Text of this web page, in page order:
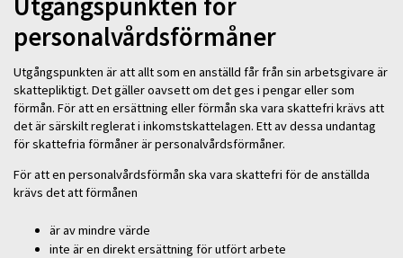
personalvårdsförmåner
Utgångspunkten är att allt som en anställd får från sin arbetsgivare är
skattepliktigt. Det gäller oavsett om det ges i pengar eller som
förmån. För att en ersättning eller förmån ska vara skattefri krävs att
det är särskilt reglerat i inkomstskattelagen. Ett av dessa undantag
för skattefria förmåner är personalvårdsförmåner.
För att en personalvårdsförmån ska vara skattefri för de anställda
krävs det att förmånen
är av mindre värde
inte är en direkt ersättning för utfört arbete